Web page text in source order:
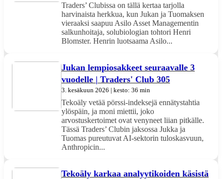
Traders’ Clubissa on tällä kertaa tarjolla
harvinaista herkkua, kun Jukan ja Tuomaksen
vieraaksi saapuu Asilo Asset Managementin
salkunhoitaja, solubiologian tohtori Henri
Blomster. Henrin luotsaama Asilo...
Jukan lempiosakkeet seuraavalle 3
vuodelle | Traders' Club 305
3. kesäkuun 2026 | kesto: 36 min
Tekoäly vetää pörssi-indeksejä ennätystahtia
ylöspäin, ja moni miettii, joko
arvostuskertoimet ovat venyneet liian pitkälle.
Tässä Traders’ Clubin jaksossa Jukka ja
Tuomas pureutuvat AI-sektorin tuloskasvuun,
Anthropicin...
Tekoäly karkaa analyytikoiden käsistä